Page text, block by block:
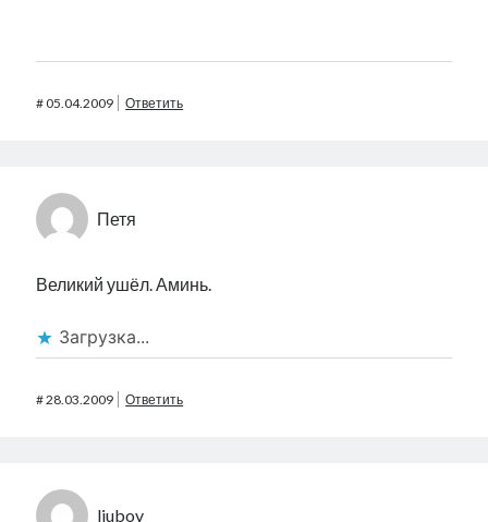
#05.04.2009 Ответить
Петя
Великий ушёл. Аминь.
Загрузка...
#28.03.2009 Ответить
ljubov